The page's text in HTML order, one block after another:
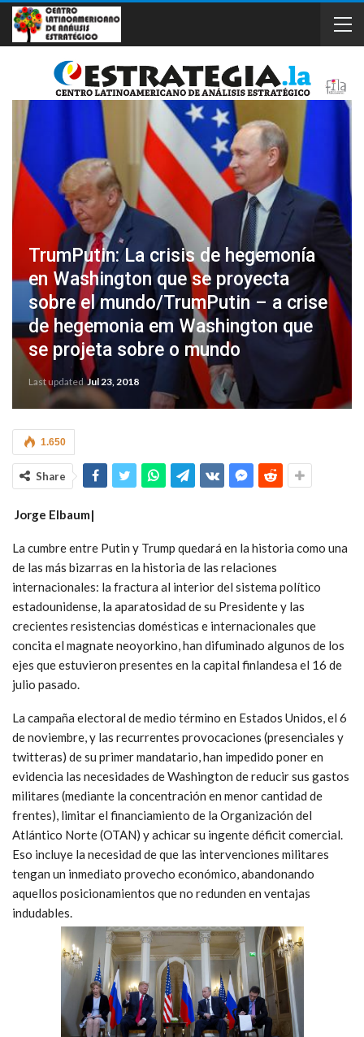
TrumPutin: La crisis de hegemonía
en Washington que se proyecta
sobre el mundo/TrumPutin – a crise
de hegemonia em Washington que
se projeta sobre o mundo
Last updatedJul 23, 2018
1.650
Share
Jorge Elbaum|
La cumbre entre Putin y Trump quedará en la historia como una
de las más bizarras en la historia de las relaciones
internacionales: la fractura al interior del sistema político
estadounidense, la aparatosidad de su Presidente y las
crecientes resistencias domésticas e internacionales que
concita el magnate neoyorkino, han difuminado algunos de los
ejes que estuvieron presentes en la capital finlandesa el 16 de
julio pasado.
La campaña electoral de medio término en Estados Unidos, el 6
de noviembre, y las recurrentes provocaciones (presenciales y
twitteras) de su primer mandatario, han impedido poner en
evidencia las necesidades de Washington de reducir sus gastos
militares (mediante la concentración en menor cantidad de
frentes), limitar el financiamiento de la Organización del
Atlántico Norte (OTAN) y achicar su ingente déficit comercial.
Eso incluye la necesidad de que las intervenciones militares
tengan un inmediato provecho económico, abandonando
aquellos posicionamientos que no redunden en ventajas
indudables.